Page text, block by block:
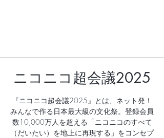
ニコニコ超会議2025
『ニコニコ超会議2025』とは、ネット発！
みんなで作る日本最大級の文化祭。登録会員
数10,000万人を超える「ニコニコのすべて
（だいたい）を地上に再現する」をコンセプ